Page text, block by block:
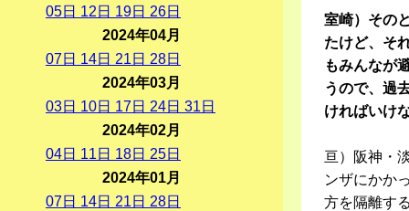
室崎）その
たけど、そ
もみんなが
うので、過
ければいけ
亘）阪神・
ンザにかか
方を隔離す
05日 12 日 19日 26日
2024年04月
07日 14日 21 日 28日
2024年03月
03日 10日 17日 24日 31 日
2024年02月
04日 11 日 18日 25日
2024年01月
07日 14日 21 日 28日